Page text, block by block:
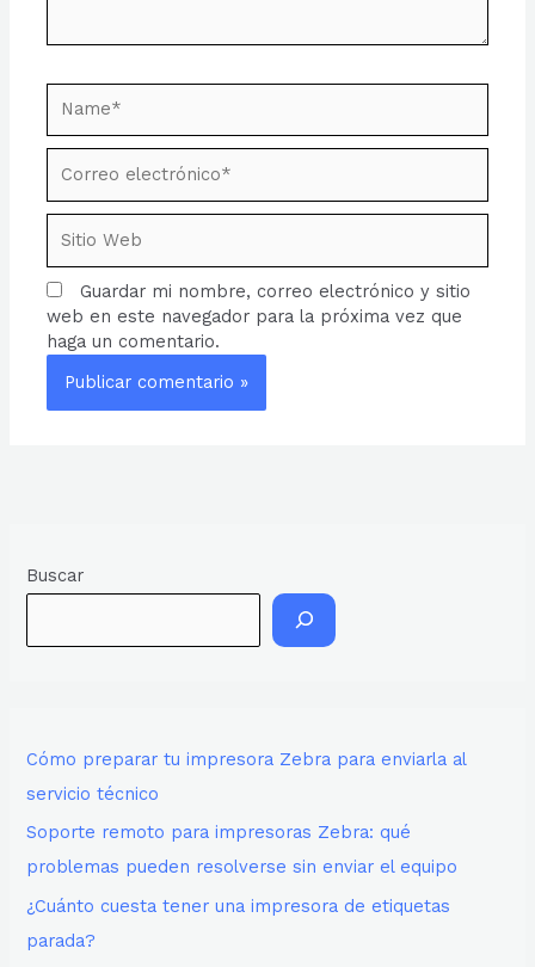
electrónico*
Web
Guardar mi nombre, correo electrónico y sitio
web en este navegador para la próxima vez que
haga un comentario.
Buscar
Cómo preparar tu impresora Zebra para enviarla al
servicio técnico
Soporte remoto para impresoras Zebra: qué
problemas pueden resolverse sin enviar el equipo
¿Cuánto cuesta tener una impresora de etiquetas
parada?